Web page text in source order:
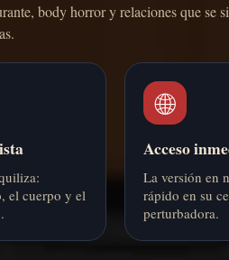
body horror y relaciones que se
el cuerpo y el
🌐
Acceso
La versión en
rápido en su
perturbadora.